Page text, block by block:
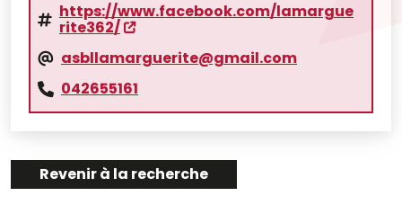
https://www.facebook.com/lamargue
rite362/
asbllamarguerite@gmail.com
042655161
Revenir à la recherche